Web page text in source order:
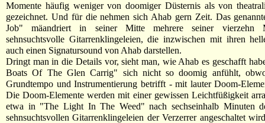
Momente häufig weniger von doomiger Düsternis als von
gezeichnet. Und für die nehmen sich Ahab gern Zeit. Das
Job" mäandriert in seiner Mitte mehrere seiner vierzehn
sehnsuchtsvolle Gitarrenklingeleien, die inzwischen mit ihren
auch einen Signatursound von Ahab darstellen.
Dringt man in die Details vor, sieht man, wie Ahab es geschafft
Boats Of The Glen Carrig" sich nicht so doomig anfühlt,
Grundtempo und Instrumentierung betrifft - mit lauter Doom-
Die Doom-Elemente werden mit einer gewissen Leichtfüßigkeit
etwa in "The Light In The Weed" nach sechseinhalb Minuten
sehnsuchtsvollen Gitarrenklingeleien der Verzerrer angeschaltet